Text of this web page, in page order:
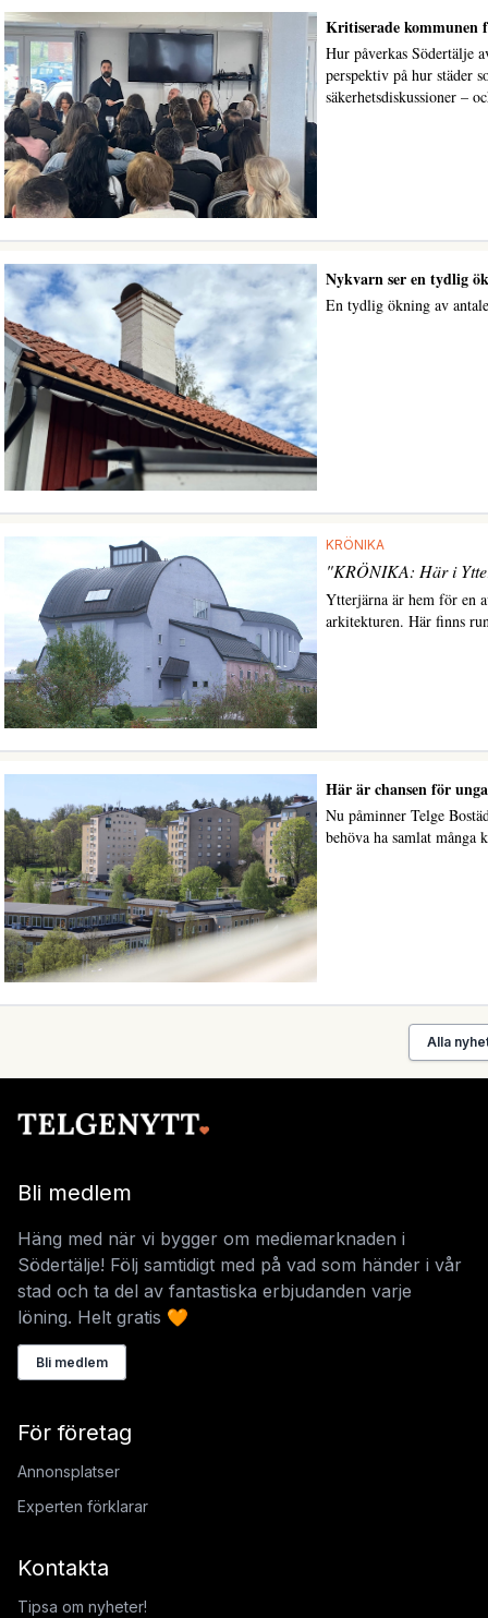
Kritiserade kommunen
Hur påverkas Södertälje
perspektiv på hur städer
säkerhetsdiskussioner –
Nykvarn ser en tydlig
En tydlig ökning av
KRÖNIKA
"KRÖNIKA: Här i
Ytterjärna är hem för en
arkitekturen. Här finns
Här är chansen för
Nu påminner Telge
behöva ha samlat många
Alla
Bli medlem
Häng med när vi bygger om mediemarknaden i
Södertälje! Följ samtidigt med på vad som händer i vår
stad och ta del av fantastiska erbjudanden varje
löning. Helt gratis 🧡
Bli medlem
För företag
Annonsplatser
Experten förklarar
Kontakta
Tipsa om nyheter!